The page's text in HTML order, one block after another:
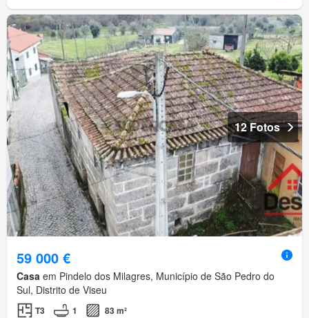
12 Fotos
59 000 €
Casa em Pindelo dos Milagres, Município de São Pedro do
Sul, Distrito de Viseu
T3 1 83 m²